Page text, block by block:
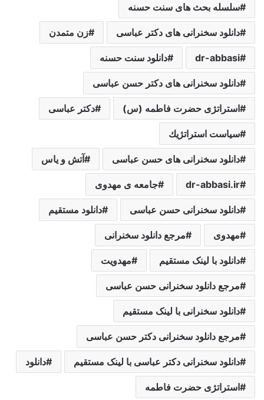
سلسله بحث های سنت حسنه
دانلود سخنرانی های دکتر عباسی زن متمدن
dr-abbasi دانلود سنت حسنه
دانلود سخنرانی های دکتر حسن عباسی
استراتژی حضرت فاطمه (س) دکتر عباسی
سياست استراتژيك
دانلود سخنرانی های حسن عباسی آتش و ياس
dr-abbasi.ir جامعه ی مهدوی
دانلود سخنرانی حسن عباسی دانلود مستقیم
مهدوی مرجع دانلود سخنرانی
دانلود با لینک مستقیم مهدویت
مرجع دانلود سخنرانی حسن عباسی
دانلود سخنرانی با لینک مستقیم
مرجع دانلود سخنرانی دکتر حسن عباسی
دانلود سخنرانی دکتر عباسی با لینک مستقیم دانلود
استراتژی حضرت فاطمه